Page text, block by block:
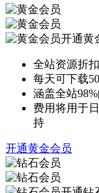
开通黄
全站资源折
每天可下载
涵盖全站
费用将用于
持
开通黄金会员